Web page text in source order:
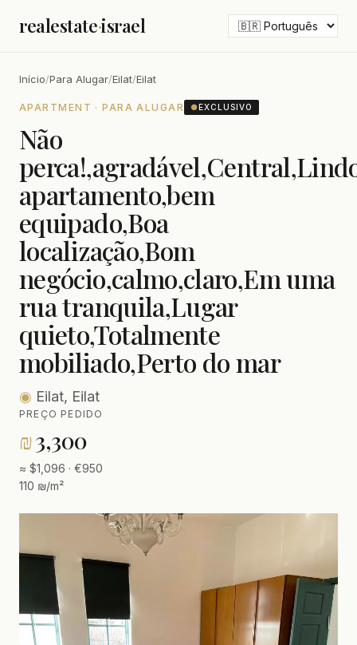
realestate·israel
Início/Para Alugar/Eilat/Eilat
APARTMENT · PARA ALUGAR ●EXCLUSIVO
Não
apartamento,bem
equipado,Boa
localização,Bom
negócio,calmo,claro,Em uma
rua tranquila,Lugar
quieto,Totalmente
mobiliado,Perto do mar
◉ Eilat, Eilat
PREÇO PEDIDO
₪3,300
≈ $1,096 · €950
110 ₪/m²